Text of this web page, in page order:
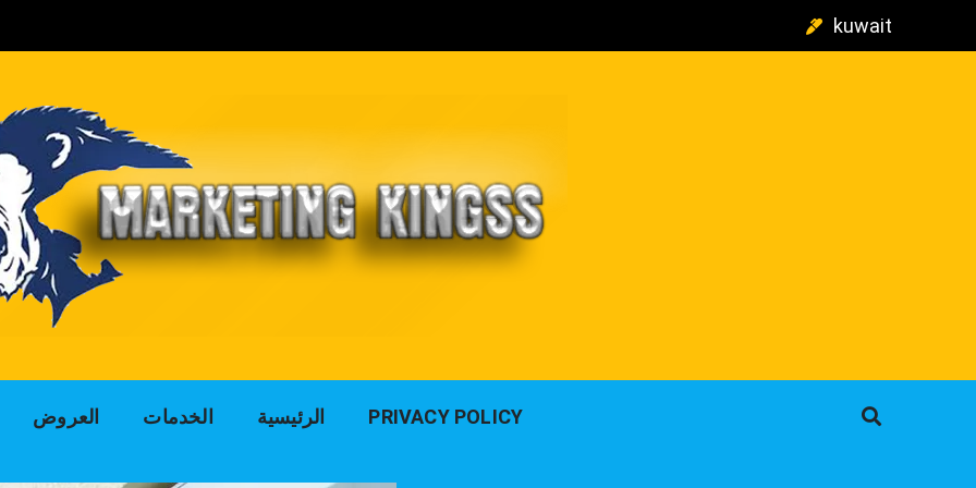
kuwait
ملوك التسويق العروض الخدمات الرئيسية PRIVACY POLICY